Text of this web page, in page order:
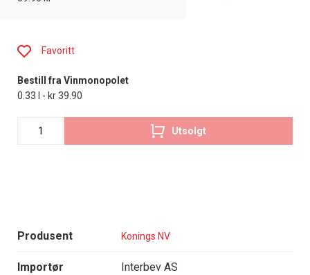
Produsent Konings NV
Importør Interbev AS
Favoritt
Bestill fra Vinmonopolet
0.33 l - kr 39.90
Utsolgt